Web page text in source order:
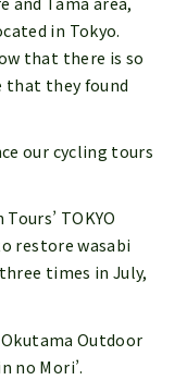
in Tokyo.
that there is so
that they found
our cycling tours
TOKYO
restore wasabi
times in July,
Outdoor
no Mori’.